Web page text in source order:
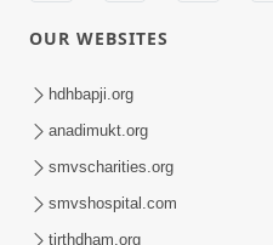
OUR WEBSITES
hdhbapji.org
anadimukt.org
smvscharities.org
smvshospital.com
tirthdham.org